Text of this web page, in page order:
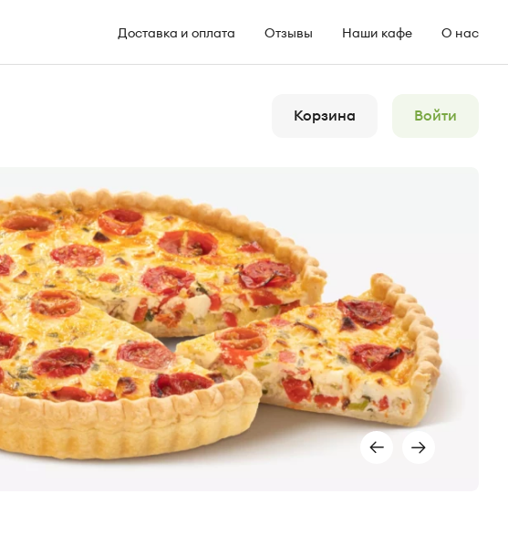
Доставка и оплата Отзывы Наши кафе О нас
Корзина Войти